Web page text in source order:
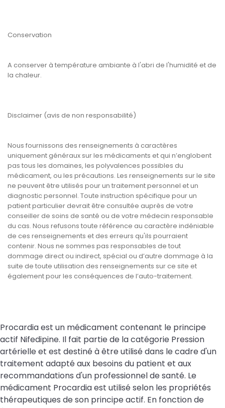
Conservation
A conserver à température ambiante à l'abri de l'humidité et de
la chaleur.
Disclaimer (avis de non responsabilité)
Nous fournissons des renseignements à caractères
uniquement généraux sur les médicaments et qui n’englobent
pas tous les domaines, les polyvalences possibles du
médicament, ou les précautions. Les renseignements sur le site
ne peuvent être utilisés pour un traitement personnel et un
diagnostic personnel. Toute instruction spécifique pour un
patient particulier devrait être consultée auprès de votre
conseiller de soins de santé ou de votre médecin responsable
du cas. Nous refusons toute référence au caractère indéniable
de ces renseignements et des erreurs qu'ils pourraient
contenir. Nous ne sommes pas responsables de tout
dommage direct ou indirect, spécial ou d’autre dommage à la
suite de toute utilisation des renseignements sur ce site et
également pour les conséquences de l’auto-traitement.
Procardia est un médicament contenant le principe
actif Nifedipine. Il fait partie de la catégorie Pression
artérielle et est destiné à être utilisé dans le cadre d'un
traitement adapté aux besoins du patient et aux
recommandations d'un professionnel de santé. Le
médicament Procardia est utilisé selon les propriétés
thérapeutiques de son principe actif. En fonction de